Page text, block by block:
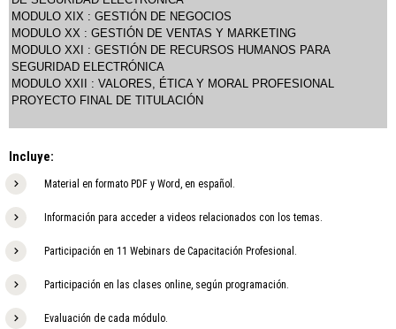
MODULO XIX : GESTIÓN DE NEGOCIOS
MODULO XX : GESTIÓN DE VENTAS Y MARKETING
MODULO XXI : GESTIÓN DE RECURSOS HUMANOS PARA
SEGURIDAD ELECTRÓNICA
MODULO XXII : VALORES, ÉTICA Y MORAL PROFESIONAL
PROYECTO FINAL DE TITULACIÓN
Incluye:
Material en formato PDF y Word, en español.
Información para acceder a videos relacionados con los temas.
Participación en 11 Webinars de Capacitación Profesional.
Participación en las clases online, según programación.
Evaluación de cada módulo.